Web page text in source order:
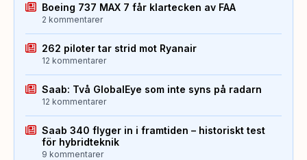
Boeing 737 MAX 7 får klartecken av FAA
2 kommentarer
262 piloter tar strid mot Ryanair
12 kommentarer
Saab: Två GlobalEye som inte syns på radarn
12 kommentarer
Saab 340 flyger in i framtiden – historiskt test
för hybridteknik
9 kommentarer